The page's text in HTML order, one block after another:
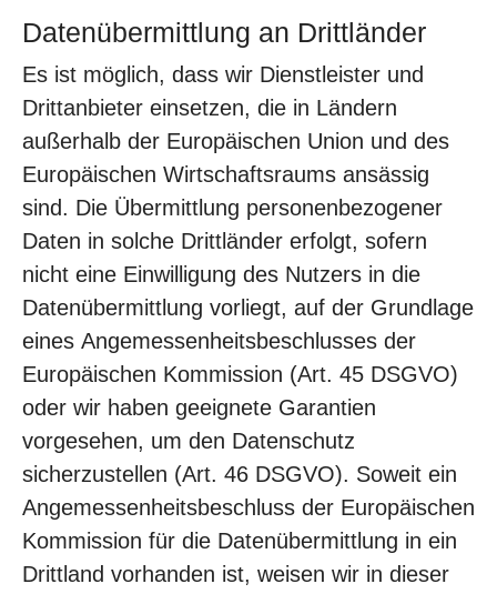
Datenübermittlung an Drittländer
Es ist möglich, dass wir Dienstleister und
Drittanbieter einsetzen, die in Ländern
außerhalb der Europäischen Union und des
Europäischen Wirtschaftsraums ansässig
sind. Die Übermittlung personenbezogener
Daten in solche Drittländer erfolgt, sofern
nicht eine Einwilligung des Nutzers in die
Datenübermittlung vorliegt, auf der Grundlage
eines Angemessenheitsbeschlusses der
Europäischen Kommission (Art. 45 DSGVO)
oder wir haben geeignete Garantien
vorgesehen, um den Datenschutz
sicherzustellen (Art. 46 DSGVO). Soweit ein
Angemessenheitsbeschluss der Europäischen
Kommission für die Datenübermittlung in ein
Drittland vorhanden ist, weisen wir in dieser